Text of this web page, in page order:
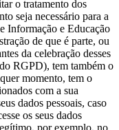
o tratamento dos
seja necessário para a
Informação e Educação
de que é parte, ou
da celebração desses
RGPD), tem também o
momento, tem o
com a sua
dados pessoais, caso
os seus dados
por exemplo, no